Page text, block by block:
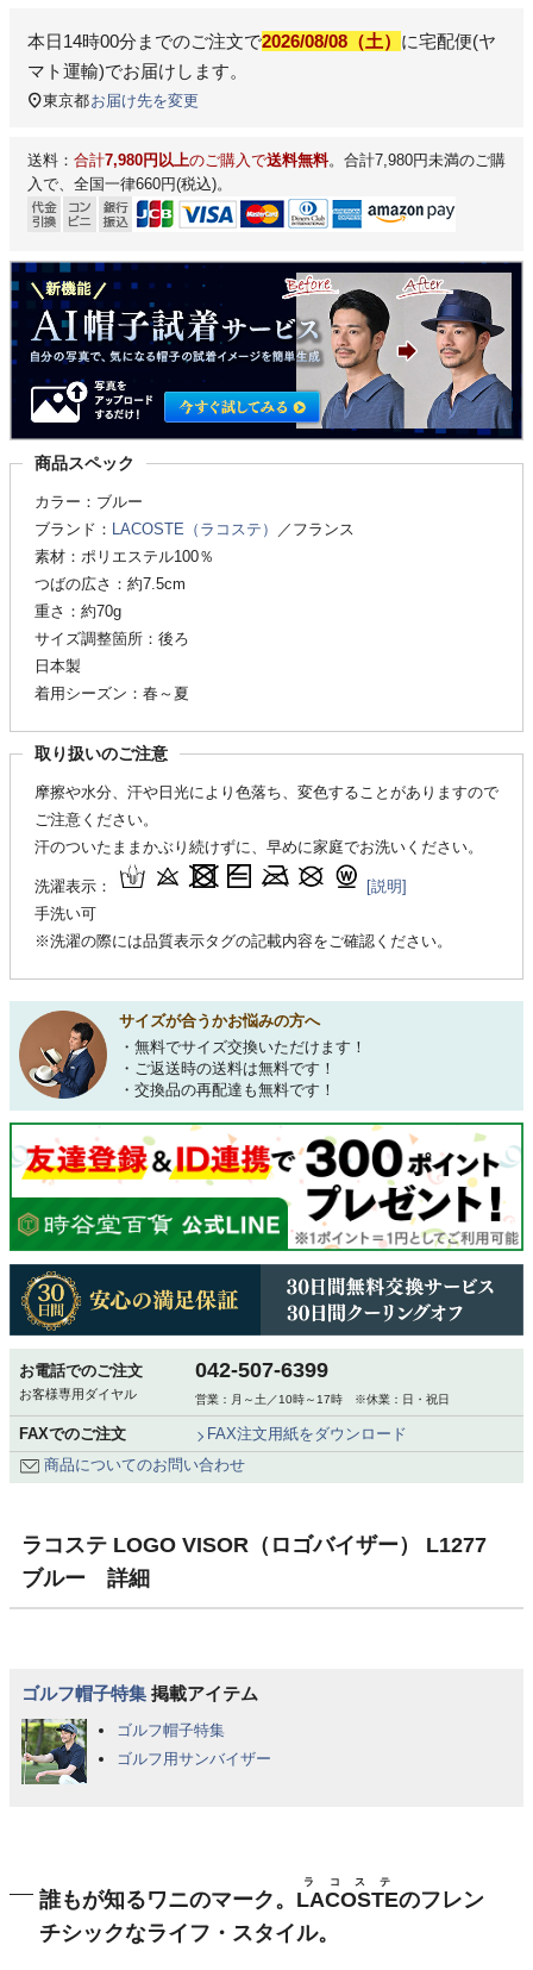
本日14時00分 までのご注文で2026/08/08（土） に宅配便(ヤ
マト運輸)でお届けします。
東京都お届け先を変更
送料： 合計7,980円以上のご購入で送料無料。合計7,980円未満のご購
入で、全国一律660円(税込)。
商品スペック
カラー：ブルー
ブランド：
LACOSTE（ラコステ）
／フランス
素材：ポリエステル100％
つばの広さ：約7.5cm
重さ：約70g
サイズ調整箇所：後ろ
日本製
着用シーズン：春～夏
取り扱いのご注意
摩擦や水分、汗や日光により色落ち、変色することがありますので
ご注意ください。
汗のついたままかぶり続けずに、早めに家庭でお洗いください。
洗濯表示：
[説明]
手洗い可
※洗濯の際には品質表示タグの記載内容をご確認ください。
サイズが合うかお悩みの方へ
・無料でサイズ交換いただけます！
・ご返送時の送料は無料です！
・交換品の再配達も無料です！
お電話でのご注文
お客様専用ダイヤル
042-507-6399
営業：月～土／10時～17時 ※休業：日・祝日
FAXでのご注文
FAX注文用紙をダウンロード
商品についてのお問い合わせ
ラコステ LOGO VISOR（ロゴバイザー） L1277
ブルー 詳細
ゴルフ帽子特集 掲載アイテム
ゴルフ帽子特集
ゴルフ用サンバイザー
誰もが知るワニのマーク。 LACOSTE
ラコステ
のフレン
チシックなライフ・スタイル。